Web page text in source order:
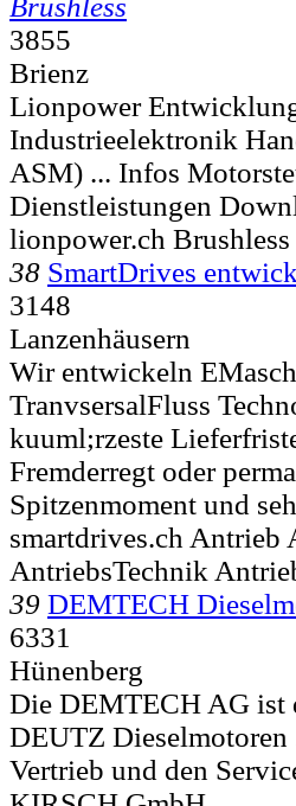
3855
Brienz
Lionpower
Industrieelektronik
ASM) ... Infos
Dienstleistungen
lionpower.ch
38 SmartDrives
3148
Lanzenhäusern
Wir entwickeln
TranvsersalFluss
kuuml;rzeste
Fremderregt oder
Spitzenmoment und
smartdrives.ch Antrieb
AntriebsTechnik
39 DEMTECH
6331
Hünenberg
Die DEMTECH AG ist
DEUTZ
Vertrieb und den